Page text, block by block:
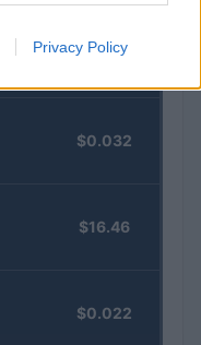
Privacy Policy
$83,270.00
$0.032
$16.46
$0.022